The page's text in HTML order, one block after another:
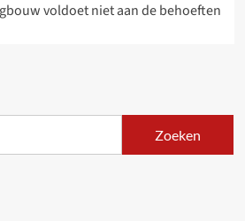
voldoet niet aan de behoeften
Zoeken